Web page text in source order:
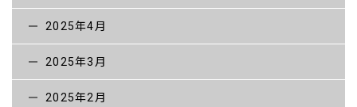
2025年4月
2025年3月
2025年2月
事業内容
土木事業